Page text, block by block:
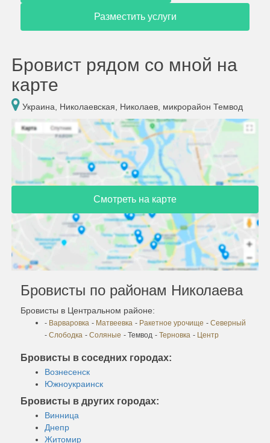
Разместить услуги
Бровист рядом со мной на
карте
Украина, Николаевская, Николаев, микрорайон Темвод
Смотреть на карте
Бровисты по районам Николаева
Бровисты в Центральном районе:
- Варваровка - Матвеевка - Ракетное урочище - Северный
- Слободка - Соляные - Темвод - Терновка - Центр
Бровисты в соседних городах:
Вознесенск
Южноукраинск
Бровисты в других городах:
Винница
Днепр
Житомир